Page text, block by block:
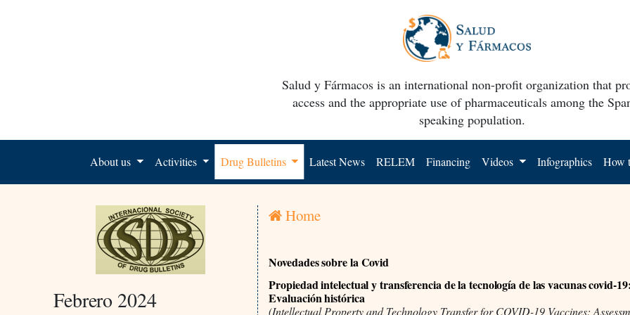
Salud y Fármacos is an international non-profit organization that
access and the appropriate use of pharmaceuticals among the
speaking population.
About us Activities Drug Bulletins Latest News RELEM Financing Videos Infographics How
Febrero 2024
Home
Novedades sobre la Covid
Propiedad intelectual y transferencia de la tecnología de las vacunas covid-
Evaluación histórica
(Intellectual Property and Technology Transfer for COVID-19 Vaccines: